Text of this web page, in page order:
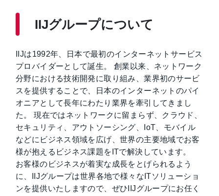
IIJグループについて
IIJは1992年、日本で最初のインターネットサービス
プロバイダーとして誕生。 創業以来、ネットワーク
分野における技術開発に取り組み、業界初のサービ
スを提供することで、日本のインターネットのパイ
オニアとして長年にわたり業界を牽引してきまし
た。 現在ではネットワークに留まらず、クラウド、
セキュリティ、アウトソーシング、IoT、モバイル
などにビジネス領域を広げ、世界の主要地域でお客
様が抱えるビジネス課題をITで解決しています。
お客様のビジネスが着実な成長をとげられるよう
に、IIJグループは世界各地で様々なITソリューショ
ンを提供いたしますので、ぜひIIJグループにお任く